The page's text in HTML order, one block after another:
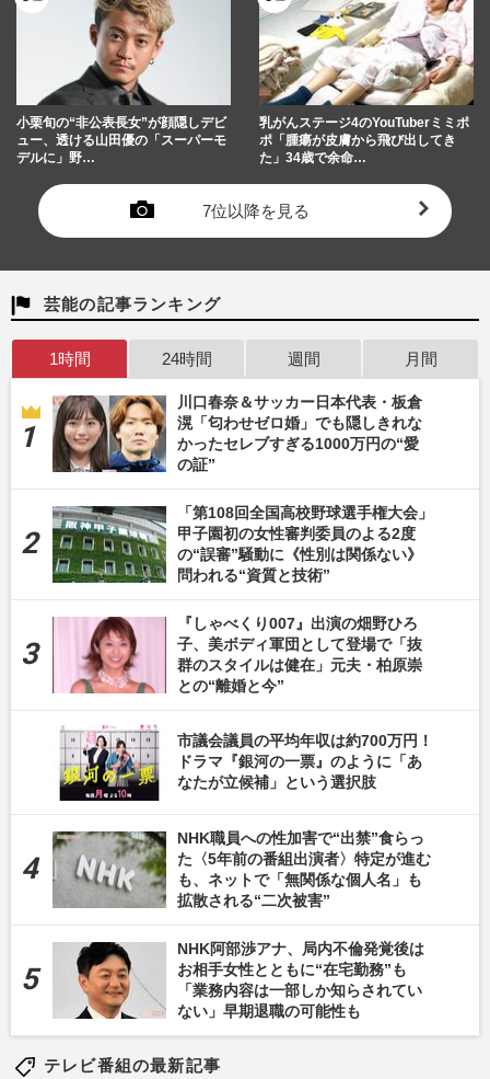
小栗旬の“非公表長女”が顔隠しデビ
ュー、透ける山田優の「スーパーモ
デルに」野…
乳がんステージ4のYouTuberミミポ
ポ「腫瘍が皮膚から飛び出してき
た」34歳で余命…
7位以降を見る
芸能の記事ランキング
1時間 24時間 週間 月間
川口春奈＆サッカー日本代表・板倉
滉「匂わせゼロ婚」でも隠しきれな
かったセレブすぎる1000万円の“愛
の証”
「第108回全国高校野球選手権大会」
甲子園初の女性審判委員のよる2度
の“誤審”騒動に《性別は関係ない》
問われる“資質と技術”
『しゃべくり007』出演の畑野ひろ
子、美ボディ軍団として登場で「抜
群のスタイルは健在」元夫・柏原崇
との“離婚と今”
市議会議員の平均年収は約700万円！
ドラマ『銀河の一票』のように「あ
なたが立候補」という選択肢
NHK職員への性加害で“出禁”食らっ
た〈5年前の番組出演者〉特定が進む
も、ネットで「無関係な個人名」も
拡散される“二次被害”
NHK阿部渉アナ、局内不倫発覚後は
お相手女性とともに“在宅勤務”も
「業務内容は一部しか知らされてい
ない」早期退職の可能性も
テレビ番組の最新記事